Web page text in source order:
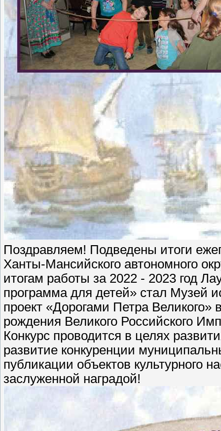
Поздравляем! Подведены итоги
Ханты-Мансийского автономного
итогам работы за 2022 - 2023 год
программа для детей» стал Музей
проект «Дорогами Петра
рождения Великого Российского
Конкурс проводится в целях
развитие конкуренции
публикации объектов культурного
заслуженной наградой!